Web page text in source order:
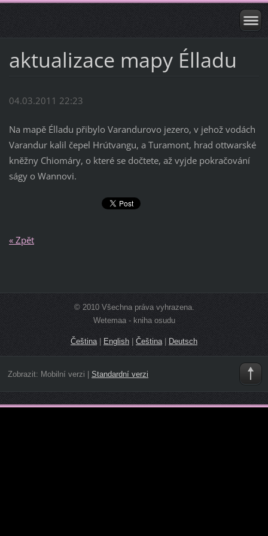
aktualizace mapy Élladu
04.03.2011 22:23
Na mapě Élladu přibylo Varandurovo jezero, v jehož vodách
Varandur kalil čepel Hrútvangu, a Turamont, hrad ottwarské
kněžny Chiomáry, o které se dočtete, až vyjde pokračování
ságy o Wannovi.
« Zpět
© 2010 Všechna práva vyhrazena.
Wetemaa - kniha osudu
Čeština | English | Čeština | Deutsch
Zobrazit: Mobilní verzi Standardní verzi